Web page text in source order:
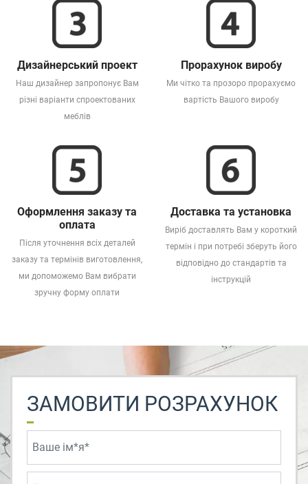
Дизайнерський проект
Наш дизайнер запропонує Вам
різні варіанти спроектованих
меблів
Прорахунок виробу
Ми чітко та прозоро прорахуємо
вартість Вашого виробу
Оформлення заказу та
оплата
Після уточнення всіх деталей
заказу та термінів виготовлення,
ми допоможемо Вам вибрати
зручну форму оплати
Доставка та установка
Виріб доставлять Вам у короткий
термін і при потребі зберуть його
відповідно до стандартів та
інструкцій
ЗАМОВИТИ РОЗРАХУНОК